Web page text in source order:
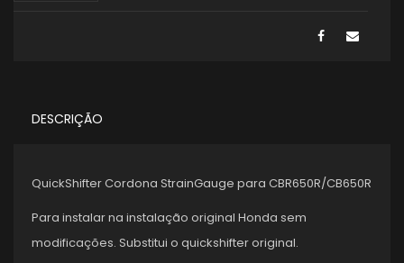
DESCRIÇÃO
QuickShifter Cordona StrainGauge para CBR650R/CB650R
Para instalar na instalação original Honda sem
modificações. Substitui o quickshifter original.